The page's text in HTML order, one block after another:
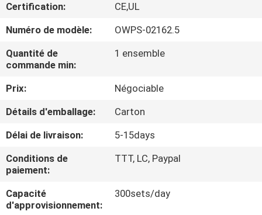
DE
NOUS
VISITE
D'USINE
CONTRÔLE
DE
LA
QUALITÉ
Certification:
CE,UL
Numéro de modèle:
OWPS-02162.5
Quantité de
commande min:
1 ensemble
Prix:
Négociable
Détails d'emballage:
Carton
Délai de livraison:
5-15days
Conditions de
paiement:
TTT, LC, Paypal
Capacité
d'approvisionnement:
300sets/day